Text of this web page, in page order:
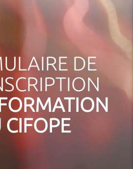
DE
CIFOPE